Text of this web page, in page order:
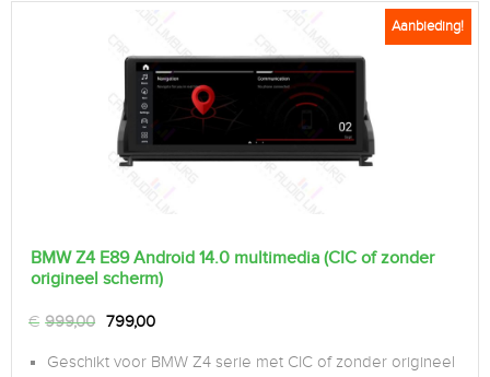
Aanbieding!
BMW Z4 E89 Android 14.0 multimedia (CIC of zonder
origineel scherm)
€ 999,00 799,00
Geschikt voor BMW Z4 serie met CIC of zonder origineel